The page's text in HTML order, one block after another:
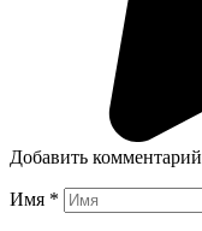
Добавить комментарий
Имя *